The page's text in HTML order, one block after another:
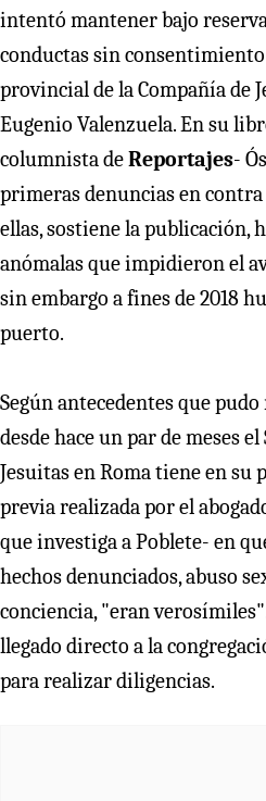
intentó mantener bajo
conductas sin
provincial de la Compañía de
Eugenio Valenzuela. En su
columnista deReportajes-
primeras denuncias en
ellas, sostiene la publicación,
anómalas que impidieron el
sin embargo a fines de 2018
puerto.
Según antecedentes que pudo
desde hace un par de meses
Jesuitas en Roma tiene en su
previa realizada por el
que investiga a Poblete- en
hechos denunciados, abuso
conciencia, "eran
llegado directo a la
para realizar diligencias.